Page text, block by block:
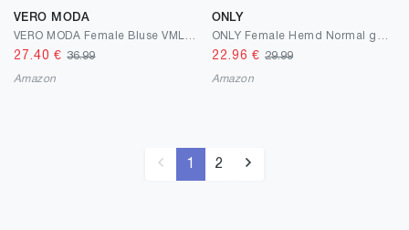
VERO MODA
27.40 €36.99
Amazon
ONLY
22.96 € 29.99
Amazon
1 2